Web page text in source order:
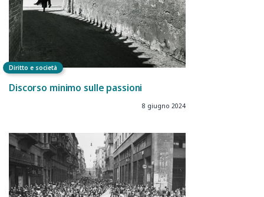
Diritto e società
Discorso minimo sulle passioni
8 giugno 2024